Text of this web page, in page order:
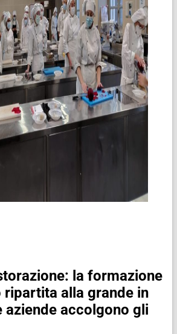
la formazione
ripartita alla grande in
aziende accolgono gli